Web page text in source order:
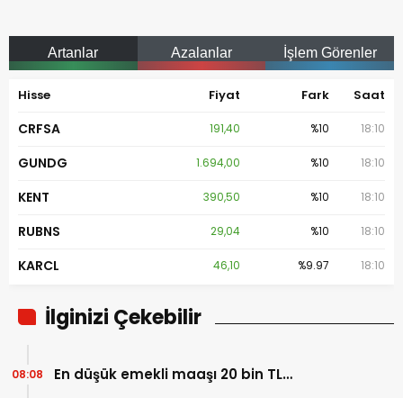
Artanlar Azalanlar İşlem Görenler
Hisse Fiyat Fark Saat
CRFSA 191,40 %10 18:10
GUNDG 1.694,00 %10 18:10
KENT 390,50 %10 18:10
RUBNS 29,04 %10 18:10
KARCL 46,10 %9.97 18:10
İlginizi Çekebilir
En düşük emekli maaşı 20 bin TL…
08:08